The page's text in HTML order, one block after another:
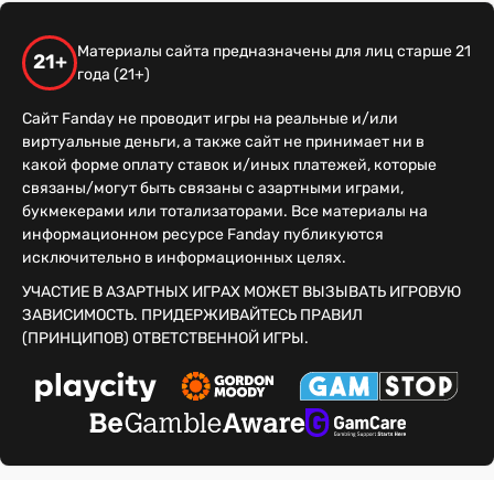
21+
Материалы сайта предназначены для лиц старше 21
года (21+)
Сайт Fanday не проводит игры на реальные и/или
виртуальные деньги, а также сайт не принимает ни в
какой форме оплату ставок и/иных платежей, которые
связаны/могут быть связаны с азартными играми,
букмекерами или тотализаторами. Все материалы на
информационном ресурсе Fanday публикуются
исключительно в информационных целях.
УЧАСТИЕ В АЗАРТНЫХ ИГРАХ МОЖЕТ ВЫЗЫВАТЬ ИГРОВУЮ
ЗАВИСИМОСТЬ. ПРИДЕРЖИВАЙТЕСЬ ПРАВИЛ
(ПРИНЦИПОВ) ОТВЕТСТВЕННОЙ ИГРЫ.